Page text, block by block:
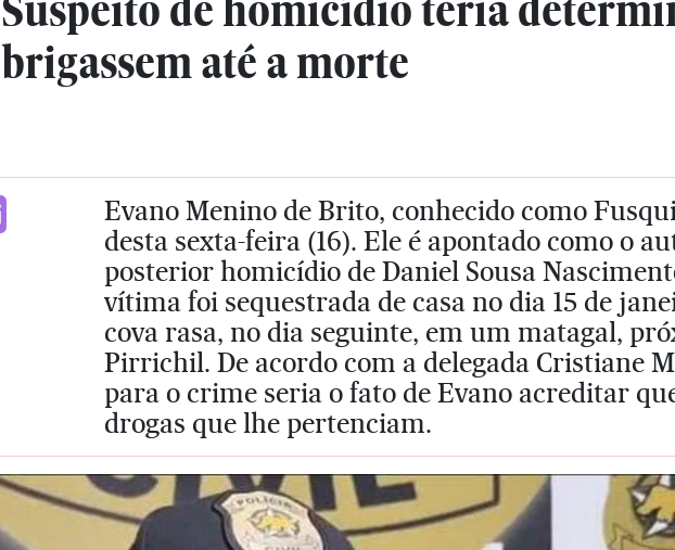
brigassem até a morte
Evano Menino de Brito, conhecido como
desta sexta-feira (16). Ele é apontado como o
posterior homicídio de Daniel Sousa
vítima foi sequestrada de casa no dia 15 de
cova rasa, no dia seguinte, em um matagal,
Pirrichil. De acordo com a delegada Cristiane
para o crime seria o fato de Evano acreditar
drogas que lhe pertenciam.